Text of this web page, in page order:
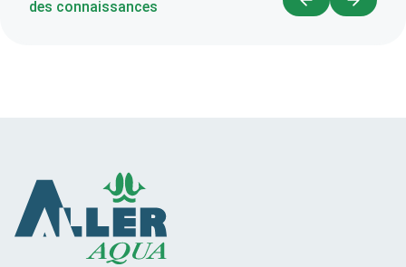
des connaissances